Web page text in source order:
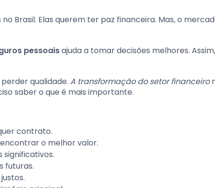
Brasil. Elas querem ter paz financeira. Mas, o
pessoaisajuda a tomar decisões melhores.
qualidade. A transformação do setor financeiro
saber o que é mais importante.
contrato.
o melhor valor.
futuras.